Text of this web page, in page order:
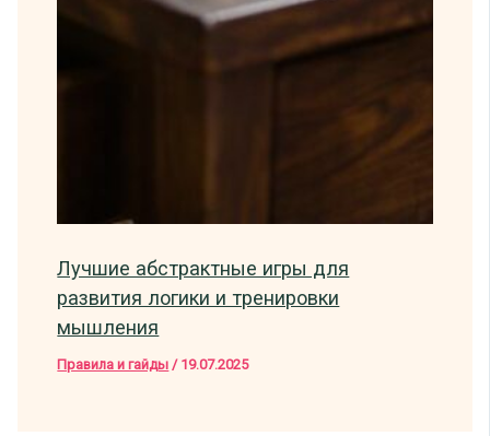
Лучшие абстрактные игры для
развития логики и тренировки
мышления
Правила и гайды / 19.07.2025